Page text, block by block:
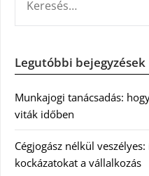
Legutóbbi bejegyzések
Munkajogi tanácsadás:
viták időben
Cégjogász nélkül
kockázatokat a vállalkozás